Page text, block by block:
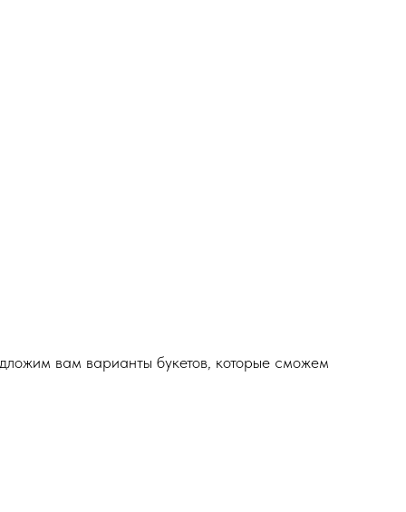
вам варианты букетов, которые сможем